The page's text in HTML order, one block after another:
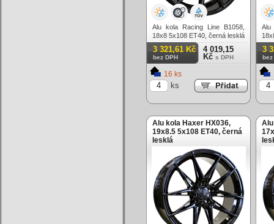
Alu kola Racing Line B1058,
18x8 5x108 ET40, černá lesklá
3 321,61 Kč
bez DPH
4 019,15
Kč s DPH
16 ks
ks
Alu
3
bez
Alu kola Haxer HX036,
19x8.5 5x108 ET40, černá
lesklá